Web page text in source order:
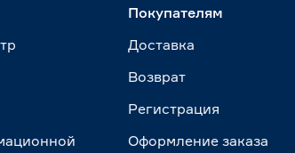
Покупателям
Доставка
Возврат
Регистрация
Оформление заказа